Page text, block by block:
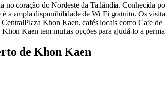
no coração do Nordeste da Tailândia. Conhecida
a ampla disponibilidade de Wi-Fi gratuito. Os
Khon Kaen, cafés locais como Cafe
Kaen tem muitas opções para ajudá-lo a
de Khon Kaen